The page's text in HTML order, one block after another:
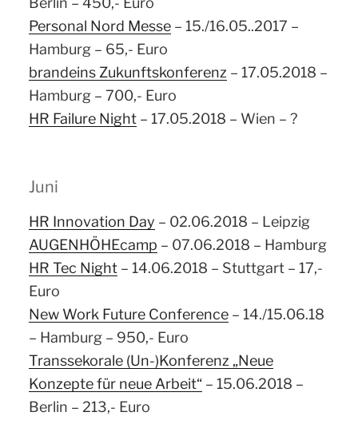
Personal Nord Messe – 15./16.05..2017 –
Hamburg – 65,- Euro
brandeins Zukunftskonferenz – 17.05.2018 –
Hamburg – 700,- Euro
HR Failure Night – 17.05.2018 – Wien – ?
Juni
HR Innovation Day – 02.06.2018 – Leipzig
AUGENHÖHEcamp – 07.06.2018 – Hamburg
HR Tec Night – 14.06.2018 – Stuttgart – 17,-
Euro
New Work Future Conference – 14./15.06.18
– Hamburg – 950,- Euro
Transsekorale (Un-)Konferenz „Neue
Konzepte für neue Arbeit“ – 15.06.2018 –
Berlin – 213,- Euro